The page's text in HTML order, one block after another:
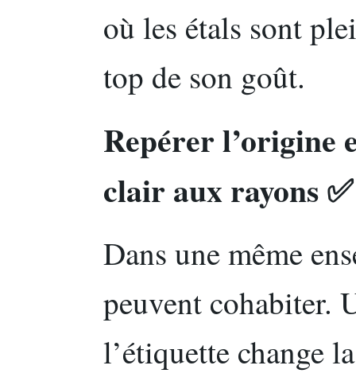
où les étals sont
top de son goût.
Repérer l’origine
clair aux rayons ✅
Dans une même
peuvent cohabiter.
l’étiquette change